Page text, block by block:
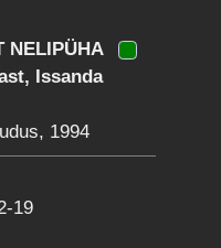
NELIPÜHA
Issanda
1994
19